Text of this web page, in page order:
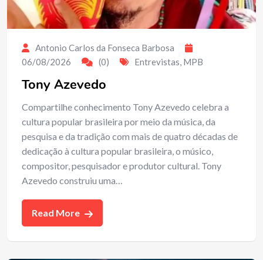
Antonio Carlos da Fonseca Barbosa
06/08/2026
(0) Entrevistas, MPB
Tony Azevedo
Compartilhe conhecimento Tony Azevedo celebra a
cultura popular brasileira por meio da música, da
pesquisa e da tradição com mais de quatro décadas de
dedicação à cultura popular brasileira, o músico,
compositor, pesquisador e produtor cultural. Tony
Azevedo construiu uma…
Read More